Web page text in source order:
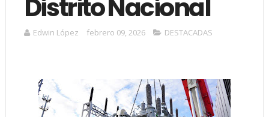
Distrito Nacional
Edwin López febrero 09, 2026 DESTACADAS